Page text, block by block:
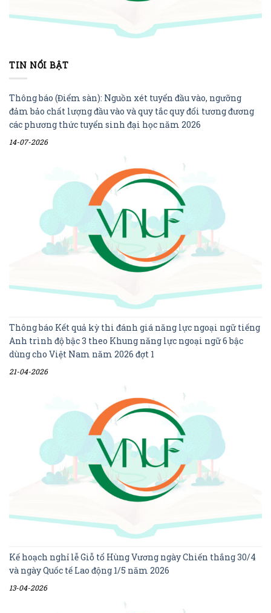
TIN NỔI BẬT
Thông báo (Điểm sàn): Nguồn xét tuyển đầu vào, ngưỡng
đảm bảo chất lượng đầu vào và quy tắc quy đổi tương đương
các phương thức tuyển sinh đại học năm 2026
14-07-2026
Thông báo Kết quả kỳ thi đánh giá năng lực ngoại ngữ tiếng
Anh trình độ bậc 3 theo Khung năng lực ngoại ngữ 6 bậc
dùng cho Việt Nam năm 2026 đợt 1
21-04-2026
Kế hoạch nghỉ lễ Giỗ tổ Hùng Vương ngày Chiến thắng 30/4
và ngày Quốc tế Lao động 1/5 năm 2026
13-04-2026